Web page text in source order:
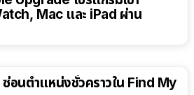
Mac และ iPad ผ่าน
อนตำแหน่งชั่วคราวใน Find My